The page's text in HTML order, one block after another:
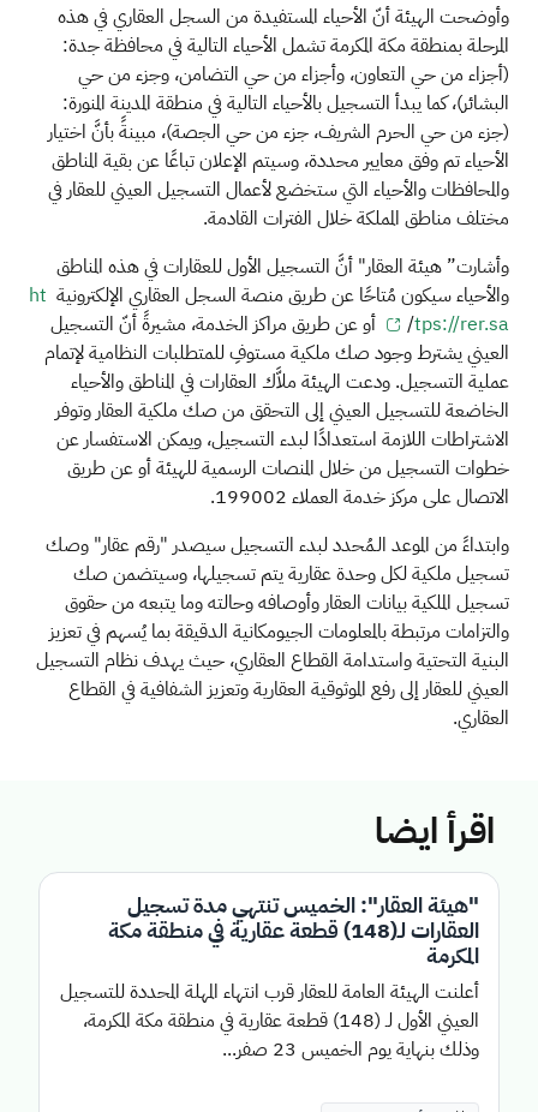
وأوضحت الهيئة أنّ الأحياء المستفيدة من السجل العقاري في هذه
المرحلة بمنطقة مكة المكرمة تشمل الأحياء التالية في محافظة جدة:
(أجزاء من حي التعاون، وأجزاء من حي التضامن، وجزء من حي
البشائر)، كما يبدأ التسجيل بالأحياء التالية في منطقة المدينة المنورة:
(جزء من حي الحرم الشريف، جزء من حي الجصة)، مبينةً بأنَّ اختيار
الأحياء تم وفق معايير محددة، وسيتم الإعلان تباعًا عن بقية المناطق
والمحافظات والأحياء التي ستخضع لأعمال التسجيل العيني للعقار في
مختلف مناطق المملكة خلال الفترات القادمة.
وأشارت” هيئة العقار" أنَّ التسجيل الأول للعقارات في هذه المناطق
والأحياء سيكون مُتاحًا عن طريق منصة السجل العقاري الإلكترونية ht
tps://rer.sa
/
أو عن طريق مراكز الخدمة، مشيرةً أنّ التسجيل
العيني يشترط وجود صك ملكية مستوفِ للمتطلبات النظامية لإتمام
عملية التسجيل. ودعت الهيئة ملاَّك العقارات في المناطق والأحياء
الخاضعة للتسجيل العيني إلى التحقق من صك ملكية العقار وتوفر
الاشتراطات اللازمة استعدادًا لبدء التسجيل، ويمكن الاستفسار عن
خطوات التسجيل من خلال المنصات الرسمية للهيئة أو عن طريق
الاتصال على مركز خدمة العملاء 199002.
وابتداءً من الموعد الـمُحدد لبدء التسجيل سيصدر "رقم عقار" وصك
تسجيل ملكية لكل وحدة عقارية يتم تسجيلها، وسيتضمن صك
تسجيل الملكية بيانات العقار وأوصافه وحالته وما يتبعه من حقوق
والتزامات مرتبطة بالمعلومات الجيومكانية الدقيقة بما يُسهم في تعزيز
البنية التحتية واستدامة القطاع العقاري، حيث يهدف نظام التسجيل
العيني للعقار إلى رفع الموثوقية العقارية وتعزيز الشفافية في القطاع
العقاري.
اقرأ ايضا
"هيئة العقار": الخميس تنتهي مدة تسجيل
العقارات لـ(148) قطعة عقارية في منطقة مكة
المكرمة
أعلنت الهيئة العامة للعقار قرب انتهاء المهلة المحددة للتسجيل
العيني الأول لـ (148) قطعة عقارية في منطقة مكة المكرمة،
وذلك بنهاية يوم الخميس 23 صفر...